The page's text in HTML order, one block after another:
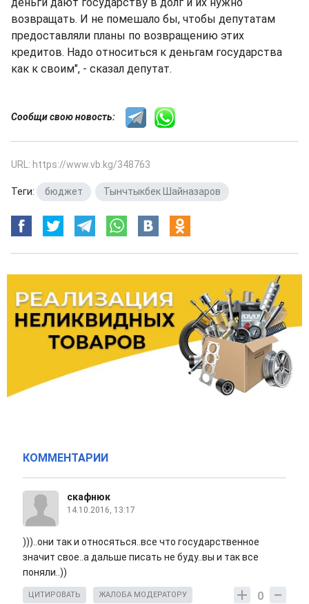
возвращать. И не помешало бы, чтобы депутатам
предоставляли планы по возвращению этих
кредитов. Надо относиться к деньгам государства
как к своим", - сказал депутат.
Сообщи свою новость:
URL: https://www.vb.kg/348763
Теги: бюджет Тынчтыкбек Шайназаров
КОММЕНТАРИИ
скафнюк
14.10.2016, 13:17
)))..они так и относяться..все что государственное
значит свое..а дальше писать не буду..вы и так все
поняли..))
0
ЦИТИРОВАТЬ ЖАЛОБА МОДЕРАТОРУ